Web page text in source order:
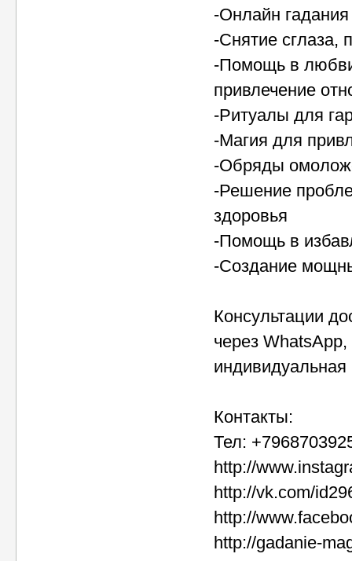
-Онлайн
-Снятие сглаза,
-Помощь в
привлечение
-Ритуалы для
-Магия для
-Обряды
-Решение
здоровья
-Помощь в
-Создание
Консультации
через
Контакты:
Тел:
http://
http://vk.com/
http://
http://gadanie-